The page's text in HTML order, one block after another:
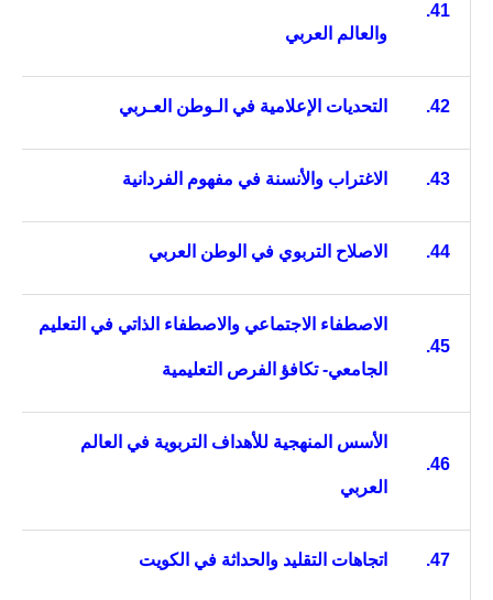
41.
والعالم العربي
42. التحديات الإعلامية في الـوطن العـربي
43. الاغتراب والأنسنة في مفهوم الفردانية
44. الاصلاح التربوي في الوطن العربي
45.
الاصطفاء الاجتماعي والاصطفاء الذاتي في التعليم
الجامعي- تكافؤ الفرص التعليمية
46.
الأسس المنهجية للأهداف التربوية في العالم
العربي
47. اتجاهات التقليد والحداثة في الكويت